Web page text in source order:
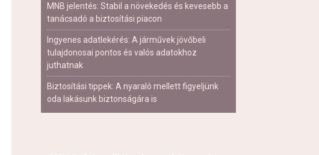
MNB jelentés: Stabil a növekedés és kevesebb a
tanácsadó a biztosítási piacon
Ingyenes adatlekérés: A járművek jövőbeli
tulajdonosai pontos és valós adatokhoz
juthatnak
Biztosítási tippek: A nyaraló mellett figyeljünk
oda lakásunk biztonságára is